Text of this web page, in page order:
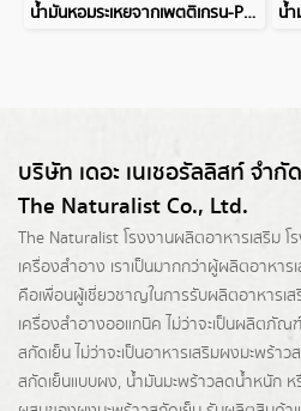
น้ำมันหอมระเหยจากเพตติเกรน-PETITGRAINBIGARADE ESSENTIAL OIL
บริษัท เดอะ เนเชอรัลลิสท์ จำกัด
The Naturalist Co., Ltd.
The Naturalist โรงงานผลิตอาหารเสริม โ
เครื่องสำอาง เราเป็นมากกว่าผู้ผลิตอาหาร
คือเพื่อนผู้เชี่ยวชาญในการรับผลิตอาหารเ
เครื่องสำอางออแกนิค ไม่ว่าจะเป็นผลิตภั
สกัดเย็น ไม่ว่าจะเป็นอาหารเสริมผงมะพร้
สกัดเย็นแบบผง, น้ำมันมะพร้าวลดน้ำหนัก ห